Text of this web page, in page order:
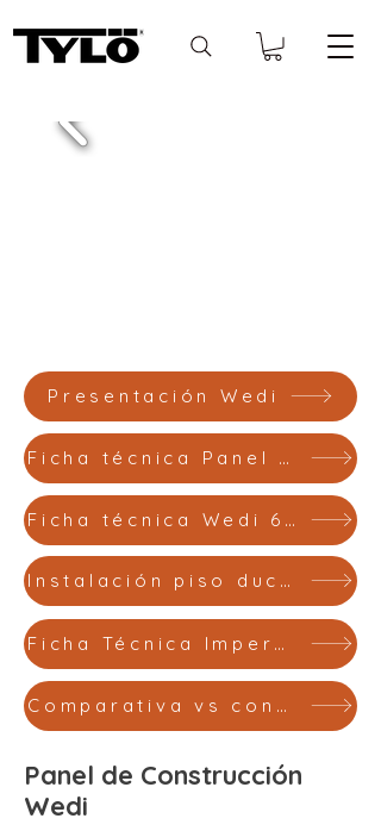
Presentación Wedi
Ficha técnica Panel Wedi
Ficha técnica Wedi 610
Instalación piso ducha
Ficha Técnica Impermeabilización
Comparativa vs construcción tradicional
Panel de Construcción
Wedi